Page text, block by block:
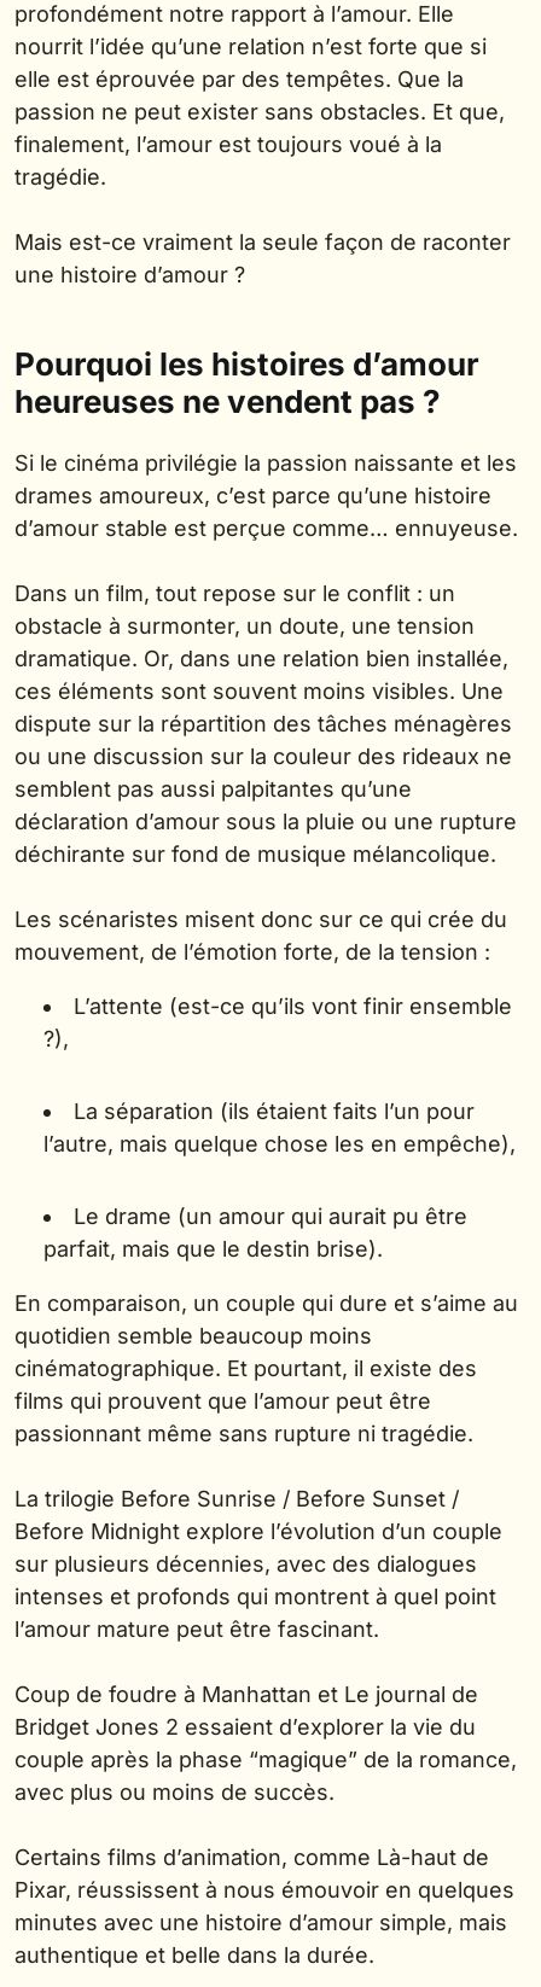
profondément notre rapport à l’amour. Elle
nourrit l’idée qu’une relation n’est forte que si
elle est éprouvée par des tempêtes. Que la
passion ne peut exister sans obstacles. Et que,
finalement, l’amour est toujours voué à la
tragédie.
Mais est-ce vraiment la seule façon de raconter
une histoire d’amour ?
Pourquoi les histoires d’amour
heureuses ne vendent pas ?
Si le cinéma privilégie la passion naissante et les
drames amoureux, c’est parce qu’une histoire
d’amour stable est perçue comme… ennuyeuse.
Dans un film, tout repose sur le conflit : un
obstacle à surmonter, un doute, une tension
dramatique. Or, dans une relation bien installée,
ces éléments sont souvent moins visibles. Une
dispute sur la répartition des tâches ménagères
ou une discussion sur la couleur des rideaux ne
semblent pas aussi palpitantes qu’une
déclaration d’amour sous la pluie ou une rupture
déchirante sur fond de musique mélancolique.
Les scénaristes misent donc sur ce qui crée du
mouvement, de l’émotion forte, de la tension :
L’attente (est-ce qu’ils vont finir ensemble
?),
La séparation (ils étaient faits l’un pour
l’autre, mais quelque chose les en empêche),
Le drame (un amour qui aurait pu être
parfait, mais que le destin brise).
En comparaison, un couple qui dure et s’aime au
quotidien semble beaucoup moins
cinématographique. Et pourtant, il existe des
films qui prouvent que l’amour peut être
passionnant même sans rupture ni tragédie.
La trilogie Before Sunrise / Before Sunset /
Before Midnight explore l’évolution d’un couple
sur plusieurs décennies, avec des dialogues
intenses et profonds qui montrent à quel point
l’amour mature peut être fascinant.
Coup de foudre à Manhattan et Le journal de
Bridget Jones 2 essaient d’explorer la vie du
couple après la phase “magique” de la romance,
avec plus ou moins de succès.
Certains films d’animation, comme Là-haut de
Pixar, réussissent à nous émouvoir en quelques
minutes avec une histoire d’amour simple, mais
authentique et belle dans la durée.